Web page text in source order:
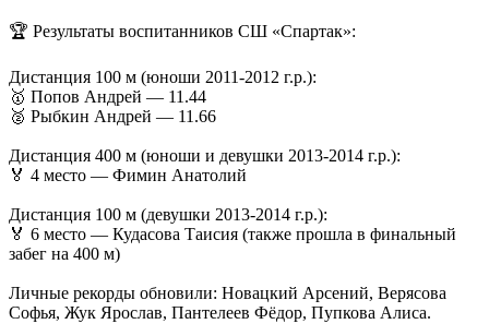
🏆 Результаты воспитанников СШ «Спартак»:
Дистанция 100 м (юноши 2011-2012 г.р.):
🥇 Попов Андрей — 11.44
🥈 Рыбкин Андрей — 11.66
Дистанция 400 м (юноши и девушки 2013-2014 г.р.):
🏅 4 место — Фимин Анатолий
Дистанция 100 м (девушки 2013-2014 г.р.):
🏅 6 место — Кудасова Таисия (также прошла в финальный
забег на 400 м)
Личные рекорды обновили: Новацкий Арсений, Верясова
Софья, Жук Ярослав, Пантелеев Фёдор, Пупкова Алиса.